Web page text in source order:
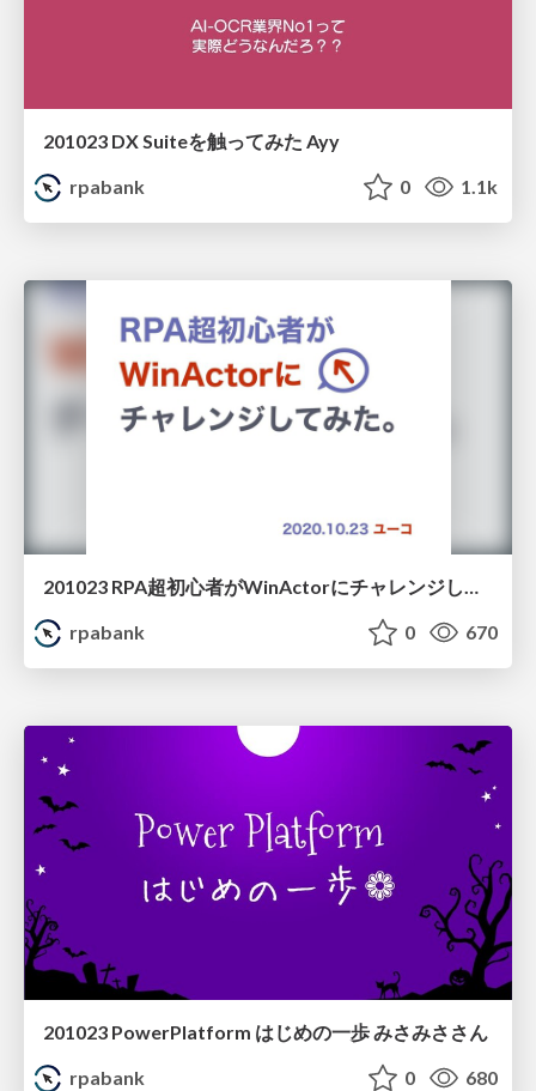
201023 DX Suiteを触ってみた Ayy
rpabank
0 1.1k
201023 RPA超初心者がWinActorにチャレンジしてみた ユーコさん
rpabank
0 670
201023 PowerPlatform はじめの一歩 みさみささん
rpabank
0 680